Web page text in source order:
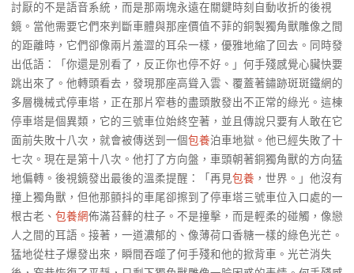
討厭的不是語音系統，而是那兩塊永遠在關鍵時刻自動收折的後視
鏡。當他需要它們來判斷車體與那座價值不菲的銅製獨角獸雕像之間
的距離時，它們卻像兩片羞澀的耳朵一樣，優雅地縮了回去。同時發
出低語：「你還是別看了，反正你也停不好。」何手殘感覺心臟快要
跳出來了。他轉頭看去，發現那座高聳入雲、覆蓋著鏽跡斑斑鐵網的
多層機械式停車塔，正在那片窄巷的盡頭散發出不正常的綠光。這棟
停車塔是個異類，它的三號車位始終空著，並且傳說只要有人敢在它
面前失敗十八次，就會被傳送到一個包養泊車地獄。他已經失敗了十
七次。現在是第十八次。他打了方向盤，車頭朝著銅獨角獸的方向猛
地偏轉。後視鏡發出最後的溫柔提醒：「再見包養 ，世界。」他沒有
撞上獨角獸，但他那顫抖的車尾卻擦到了停車塔三號車位入口處的一
根古老、 包養網佈滿苔蘚的柱子。不是撞擊，而是輕柔的碰觸，像戀
人之間的耳語。接著，一道濃郁的、像薄荷口香糖一樣的綠色光芒。
猛地從柱子爆發出來，瞬間吞噬了何手殘和他的掀背車。光芒消失